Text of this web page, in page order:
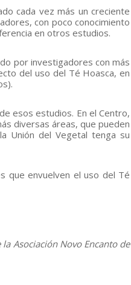
cada vez más un creciente
con poco conocimiento
en otros estudios.
por investigadores con más
del uso del Té Hoasca, en
esos estudios. En el Centro,
diversas áreas, que pueden
Unión del Vegetal tenga su
que envuelven el uso del Té
Asociación Novo Encanto de